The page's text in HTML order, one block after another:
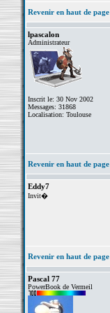
Revenir en haut de page
lpascalon
Administrateur
Inscrit le: 30 Nov 2002
Messages: 31868
Localisation: Toulouse
Revenir en haut de page
Eddy7
Invit�
Revenir en haut de page
Pascal 77
PowerBook de Vermeil